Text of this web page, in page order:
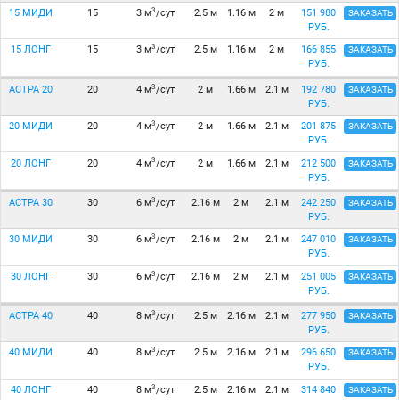
15 МИДИ 15 3 м3/сут 2.5 м 1.16 м 2 м
151 980
РУБ.
ЗАКАЗАТЬ
15 ЛОНГ 15 3 м3/сут 2.5 м 1.16 м 2 м
166 855
РУБ.
ЗАКАЗАТЬ
АСТРА 20 20 4 м3/сут 2 м 1.66 м 2.1 м
192 780
РУБ.
ЗАКАЗАТЬ
20 МИДИ 20 4 м3/сут 2 м 1.66 м 2.1 м
201 875
РУБ.
ЗАКАЗАТЬ
20 ЛОНГ 20 4 м3/сут 2 м 1.66 м 2.1 м
212 500
РУБ.
ЗАКАЗАТЬ
АСТРА 30 30 6 м3/сут 2.16 м 2 м 2.1 м
242 250
РУБ.
ЗАКАЗАТЬ
30 МИДИ 30 6 м3/сут 2.16 м 2 м 2.1 м
247 010
РУБ.
ЗАКАЗАТЬ
30 ЛОНГ 30 6 м3/сут 2.16 м 2 м 2.1 м
251 005
РУБ.
ЗАКАЗАТЬ
АСТРА 40 40 8 м3/сут 2.5 м 2.16 м 2.1 м
277 950
РУБ.
ЗАКАЗАТЬ
40 МИДИ 40 8 м3/сут 2.5 м 2.16 м 2.1 м
296 650
РУБ.
ЗАКАЗАТЬ
40 ЛОНГ 40 8 м3/сут 2.5 м 2.16 м 2.1 м
314 840
ЗАКАЗАТЬ